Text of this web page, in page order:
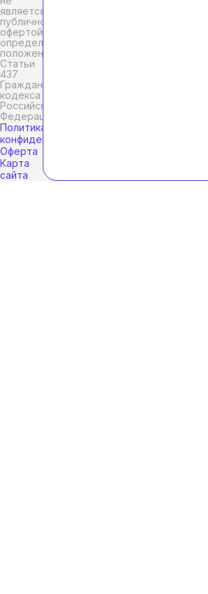
является
публичной
офертой,
определяемой
положениями
Статьи
437
Гражданского
кодекса
Российской
Федерации.
Политика
конфиденциальности
Оферта
Карта
сайта